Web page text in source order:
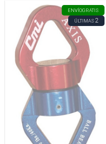
ENVÍOGRATIS
ÚLTIMAS2